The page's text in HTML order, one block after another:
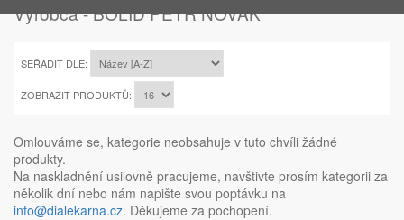
Výrobca - BOLID PETR NOVÁK
SEŘADIT DLE:
ZOBRAZIT PRODUKTŮ:
Omlouváme se, kategorie neobsahuje v tuto chvíli žádné
produkty.
Na naskladnění usilovně pracujeme, navštivte prosím kategorii za
několik dní nebo nám napište svou poptávku na
info@dialekarna.cz. Děkujeme za pochopení.